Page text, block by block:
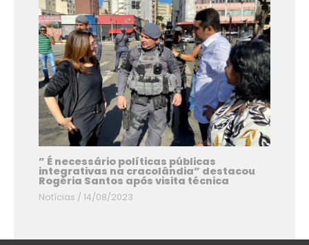
” É necessário políticas públicas
integrativas na cracolândia” destacou
Rogéria Santos após visita técnica
Notícias /14/08/2023